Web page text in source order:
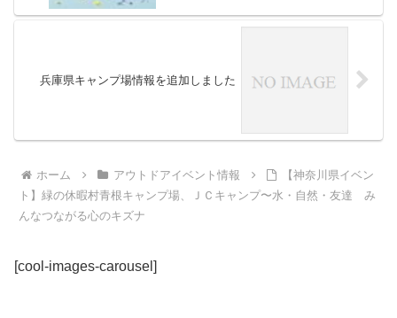
兵庫県キャンプ場情報を追加しました
ホーム アウトドアイベント情報
【神奈川県イベン
ト】緑の休暇村青根キャンプ場、ＪＣキャンプ〜水・自然・友達 み
んなつながる心のキズナ
[cool-images-carousel]